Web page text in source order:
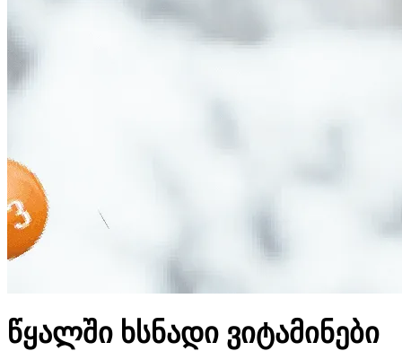
წყალში ხსნადი ვიტამინები